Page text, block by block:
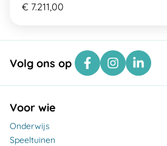
€ 7.211,00
Volg ons op
Voor wie
Onderwijs
Speeltuinen